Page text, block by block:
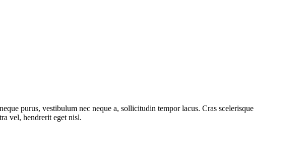
purus, vestibulum nec neque a, sollicitudin tempor lacus. Cras scelerisque
vel, hendrerit eget nisl.